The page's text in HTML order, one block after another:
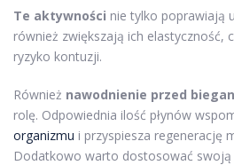
Te aktywności nie tylko poprawiają
również zwiększają ich elastyczność,
ryzyko kontuzji.
Również nawodnienie przed
rolę. Odpowiednia ilość płynów
organizmu i przyspiesza regenerację
Dodatkowo warto dostosować